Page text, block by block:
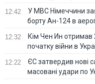
12:42
У МВС Німеччини
борту Ан-124 в
12:32
Кім Чен Ин отримав
початку війни в
12:22
ЄС затвердив нові
масовані удари по